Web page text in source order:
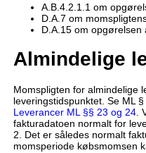
A.B.4.2.1.1 om
D.A.7 om
D.A.15 om opgørelsen
Almindelige
Momspligten for almindelige
leveringstidspunktet. Se ML
Leverancer ML §§ 23 og 24.
fakturadatoen normalt for
2. Det er således normalt
momsperiode købsmomsen